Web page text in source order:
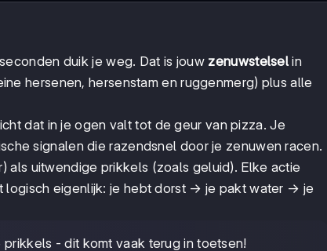
duik je weg. Dat is jouw zenuwstelsel in
hersenen, hersenstam en ruggenmerg) plus alle
dat in je ogen valt tot de geur van pizza. Je
signalen die razendsnel door je zenuwen racen.
uitwendige prikkels (zoals geluid). Elke actie
logisch eigenlijk: je hebt dorst → je pakt water → je
- dit komt vaak terug in toetsen!